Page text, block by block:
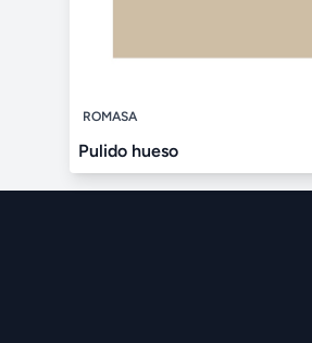
ROMASA
Pulido hueso